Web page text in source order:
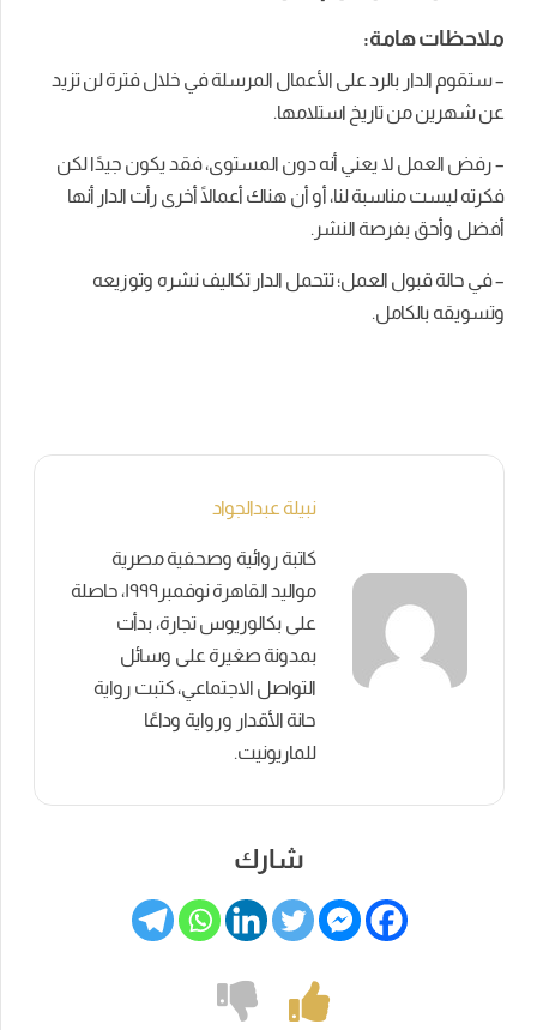
ملاحظات هامة:
– ستقوم الدار بالرد على الأعمال المرسلة في خلال فترة لن تزيد
عن شهرين من تاريخ استلامها.
– رفض العمل لا يعني أنه دون المستوى، فقد يكون جيدًا لكن
فكرته ليست مناسبة لنا، أو أن هناك أعمالًا أخرى رأت الدار أنها
أفضل وأحق بفرصة النشر.
– في حالة قبول العمل؛ تتحمل الدار تكاليف نشره وتوزيعه
وتسويقه بالكامل.
نبيلة عبدالجواد
كاتبة روائية وصحفية مصرية
مواليد القاهرة نوفمبر١٩٩٩، حاصلة
على بكالوريوس تجارة، بدأت
بمدونة صغيرة على وسائل
التواصل الاجتماعي، كتبت رواية
حانة الأقدار ورواية وداعًا
للماريونيت.
شارك